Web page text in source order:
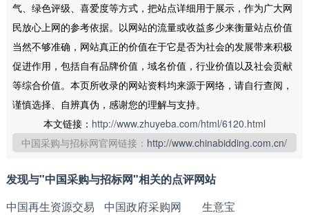
气、绿色评级、喜爱度等方式，把站点详细用于展示，作为广大网
民放心上网的参考依据。以网站的流量或收益多少来衡量站点价值
当然不够准确，网站真正的价值在于它是否为社会的发展带来积极
促进作用，包括自有品牌价值，域名价值，行业价值以及社会贡献
等综合价值。本页所收录的网站资料均来源于网络，请自行查阅，
谨慎选择、自辨真伪，感谢您的理解与支持。
本文链接： http://www.zhuyeba.com/html/6120.html
中国采购与招标网官网链接： http://www.chinabidding.com.cn/
发现与"中国采购与招标网"相关的点评网站
中国再生资源交易
中国政府采购网
生意宝